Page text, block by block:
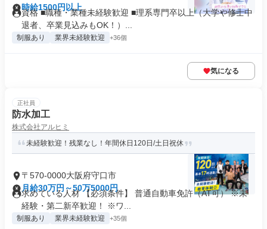
時給1500円以上
資格 ■職種・業種未経験歓迎 ■理系専門卒以上（大学や修士中
退者、卒業見込みもOK！）...
制服あり 業界未経験歓迎 +36個
気になる
正社員
防水加工
株式会社アルヒミ
未経験歓迎！残業なし！年間休日120日/土日祝休
〒570-0000大阪府守口市
月給30万円～50万5000円
求めている人材 【必須条件】 普通自動車免許（AT可） ※未
経験・第二新卒歓迎！ ※ワ...
制服あり 業界未経験歓迎 +35個